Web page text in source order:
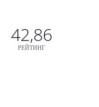
42,86
РЕЙТИНГ